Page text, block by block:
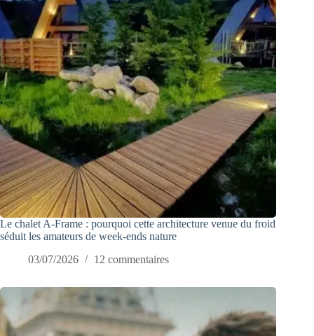
Le chalet A-Frame : pourquoi cette architecture venue du froid
séduit les amateurs de week-ends nature
03/07/2026
12 commentaires